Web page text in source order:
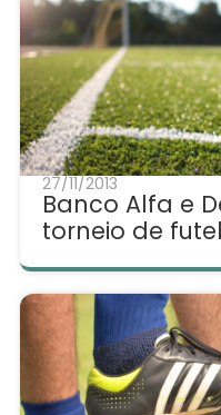
27/11/2013
Banco Alfa e
torneio de